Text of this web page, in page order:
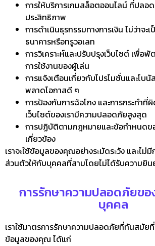
การให้บริการเกมสล็อตออนไลน์ ที่ปลอ
ประสิทธิภาพ
การดำเนินธุรกรรมทางการเงิน ไม่ว่าจ
ธนาคารหรือทรูวอเลท
การวิเคราะห์และปรับปรุงเว็บไซต์ เพื่อ
การใช้งานของผู้เล่น
การแจ้งเตือนเกี่ยวกับโปรโมชั่นและโบ
พลาดโอกาสดี ๆ
การป้องกันการฉ้อโกง และการกระทำที่
เว็บไซต์ของเรามีความปลอดภัยสูงสุด
การปฏิบัติตามกฎหมายและข้อกำหนดข
เกี่ยวข้อง
เราจะใช้ข้อมูลของคุณอย่างระมัดระวัง และไม่
ส่วนตัวให้กับบุคคลที่สามโดยไม่ได้รับความยิ
การรักษาความปลอดภัยข
บุคคล
เราใช้มาตรการรักษาความปลอดภัยที่ทันสมัย
ข้อมูลของคุณ ได้แก่